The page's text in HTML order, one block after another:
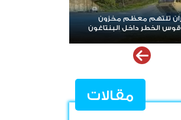
هرمز على أعتاب مرحلة جديدة.. تفاهمات
رسم خريطة الملاحة في المضيق
مقالات